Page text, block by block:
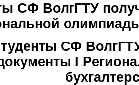
СФ ВолгГТУ
СФ
I